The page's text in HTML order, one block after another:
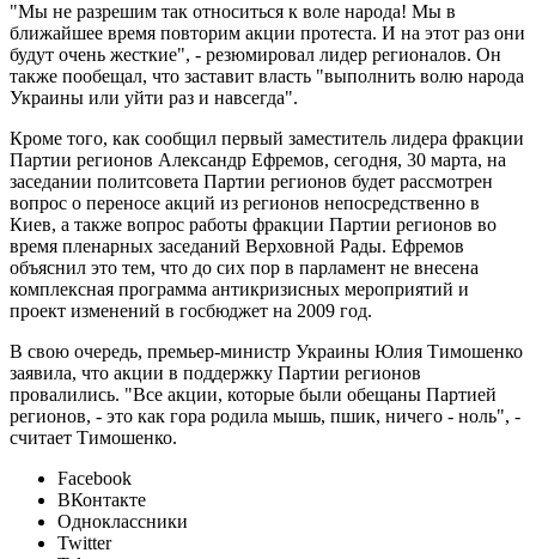
"Мы не разрешим так относиться к воле народа! Мы в
ближайшее время повторим акции протеста. И на этот раз они
будут очень жесткие", - резюмировал лидер регионалов. Он
также пообещал, что заставит власть "выполнить волю народа
Украины или уйти раз и навсегда".
Кроме того, как сообщил первый заместитель лидера фракции
Партии регионов Александр Ефремов, сегодня, 30 марта, на
заседании политсовета Партии регионов будет рассмотрен
вопрос о переносе акций из регионов непосредственно в
Киев, а также вопрос работы фракции Партии регионов во
время пленарных заседаний Верховной Рады. Ефремов
объяснил это тем, что до сих пор в парламент не внесена
комплексная программа антикризисных мероприятий и
проект изменений в госбюджет на 2009 год.
В свою очередь, премьер-министр Украины Юлия Тимошенко
заявила, что акции в поддержку Партии регионов
провалились. "Все акции, которые были обещаны Партией
регионов, - это как гора родила мышь, пшик, ничего - ноль", -
считает Тимошенко.
Facebook
ВКонтакте
Одноклассники
Twitter